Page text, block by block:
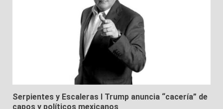
Serpientes y Escaleras I Trump anuncia “cacería” de
capos y políticos mexicanos